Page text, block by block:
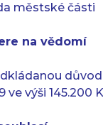
městské části
na vědomí
ve výši 145.200